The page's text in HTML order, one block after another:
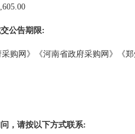
公告期限:
购网》《河南省政府采购网》《
，请按以下方式联系: